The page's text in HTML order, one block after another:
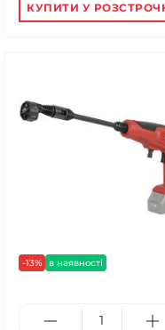
КУПИТИ У
-13% в наявності